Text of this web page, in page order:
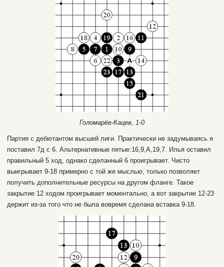
Голомарёв-Кацев, 1-0
Партия с дебютантом высшей лиги. Практически не задумываясь я
поставил 7д с 6. Альтернативные пятые:16,9,А,19,7. Илья оставил
правильный 5 ход, однако сделанный 6 проигрывает. Чисто
выигрывает 9-18 примерно с той же мыслью, только позволяет
получить дополнительные ресурсы на другом фланге. Такое
закрытие 12 ходом проигрывает моментально, а вот закрытие 12-23
держит из-за того что не была вовремя сделана вставка 9-18.